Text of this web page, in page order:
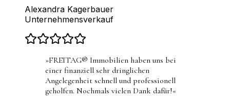
Alexandra Kagerbauer
Unternehmensverkauf
»FREITAG® Immobilien haben uns bei
einer finanziell sehr dringlichen
Angelegenheit schnell und professionell
geholfen. Nochmals vielen Dank dafür!«